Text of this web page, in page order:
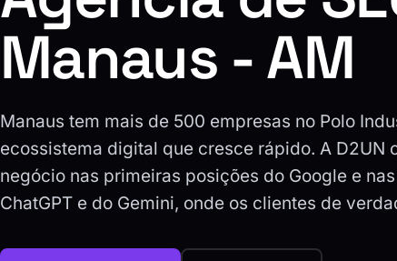
Manaus - AM
Manaus tem mais de 500 empresas no Polo
ecossistema digital que cresce rápido. A D2UN
negócio nas primeiras posições do Google e
ChatGPT e do Gemini, onde os clientes de